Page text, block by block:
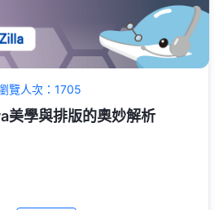
覽人次：1705
美學與排版的奧妙解析